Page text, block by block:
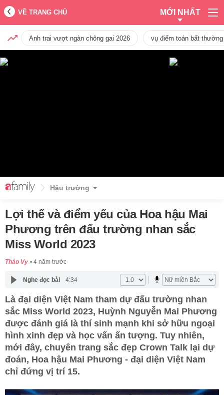
VỀ TRANG CHỦ MỚI NHẤT
Anh trai vượt ngàn chông gai 2026 vụ điểm toán bất
Hậu trường
Lợi thế và điểm yếu của Hoa hậu Mai
Phương trên đấu trường nhan sắc
Miss World 2023
Thảo Vy 4 năm trước
Nghe đọc bài 4:34
Là đại diện Việt Nam tham dự đấu trường nhan
sắc Miss World 2023, Huỳnh Nguyễn Mai Phương
được đánh giá là thí sinh mạnh khi sở hữu ngoại
hình xinh đẹp và học vấn ấn tượng. Tuy nhiên,
mới đây, chuyên trang sắc đẹp Crown Talk lại dự
đoán, Hoa hậu Mai Phương - đại diện Việt Nam
chỉ đứng vị trí 15.